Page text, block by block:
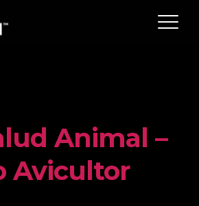
Animal –
Avicultor